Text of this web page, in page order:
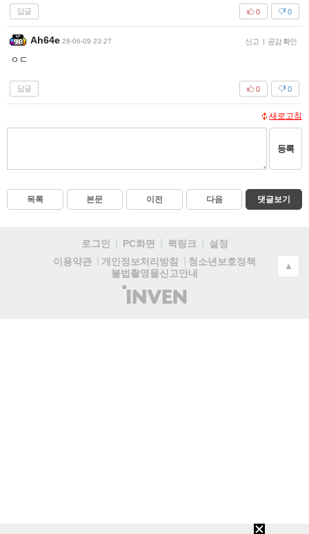
답글 0
0
Ah64e 26-06-09 23:27 신고 | 공감 확인
ㅇㄷ
답글 0
0
새로고침
등록
목록 본문 이전 다음 댓글보기
로그인 PC화면 퀵링크
설정
이용약관
개인정보처리방침
청소년보호정책
불법촬영물신고안내
(주)
인
▲